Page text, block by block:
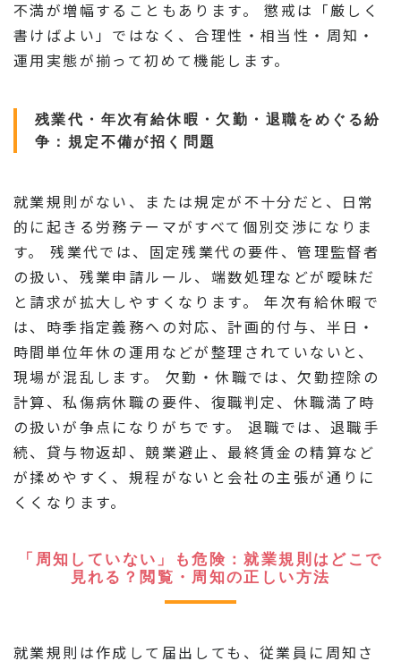
不満が増幅することもあります。 懲戒は「厳しく
書けばよい」ではなく、合理性・相当性・周知・
運用実態が揃って初めて機能します。
残業代・年次有給休暇・欠勤・退職をめぐる紛
争：規定不備が招く問題
就業規則がない、または規定が不十分だと、日常
的に起きる労務テーマがすべて個別交渉になりま
す。 残業代では、固定残業代の要件、管理監督者
の扱い、残業申請ルール、端数処理などが曖昧だ
と請求が拡大しやすくなります。 年次有給休暇で
は、時季指定義務への対応、計画的付与、半日・
時間単位年休の運用などが整理されていないと、
現場が混乱します。 欠勤・休職では、欠勤控除の
計算、私傷病休職の要件、復職判定、休職満了時
の扱いが争点になりがちです。 退職では、退職手
続、貸与物返却、競業避止、最終賃金の精算など
が揉めやすく、規程がないと会社の主張が通りに
くくなります。
「周知していない」も危険：就業規則はどこで
見れる？閲覧・周知の正しい方法
就業規則は作成して届出しても、従業員に周知さ